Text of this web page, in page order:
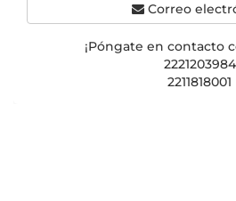
Correo
¡Póngate en contacto
2221203984
2211818001